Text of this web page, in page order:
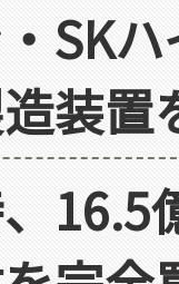
SK
装置
16.5